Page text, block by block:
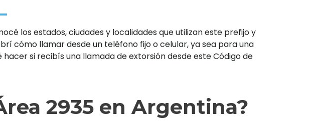
los estados, ciudades y localidades que utilizan este prefijo y
cómo llamar desde un teléfono fijo o celular, ya sea para una
si recibís una llamada de extorsión desde este Código de
2935 en Argentina?